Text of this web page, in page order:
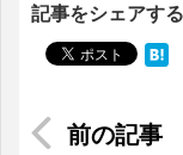
記事をシェアする
ハノイのコ